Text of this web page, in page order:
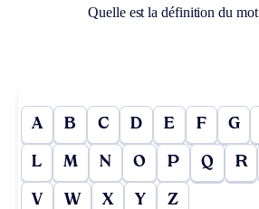
Quelle est la définition du mot
A B C D E F G
L M N O P Q R
V W X Y Z